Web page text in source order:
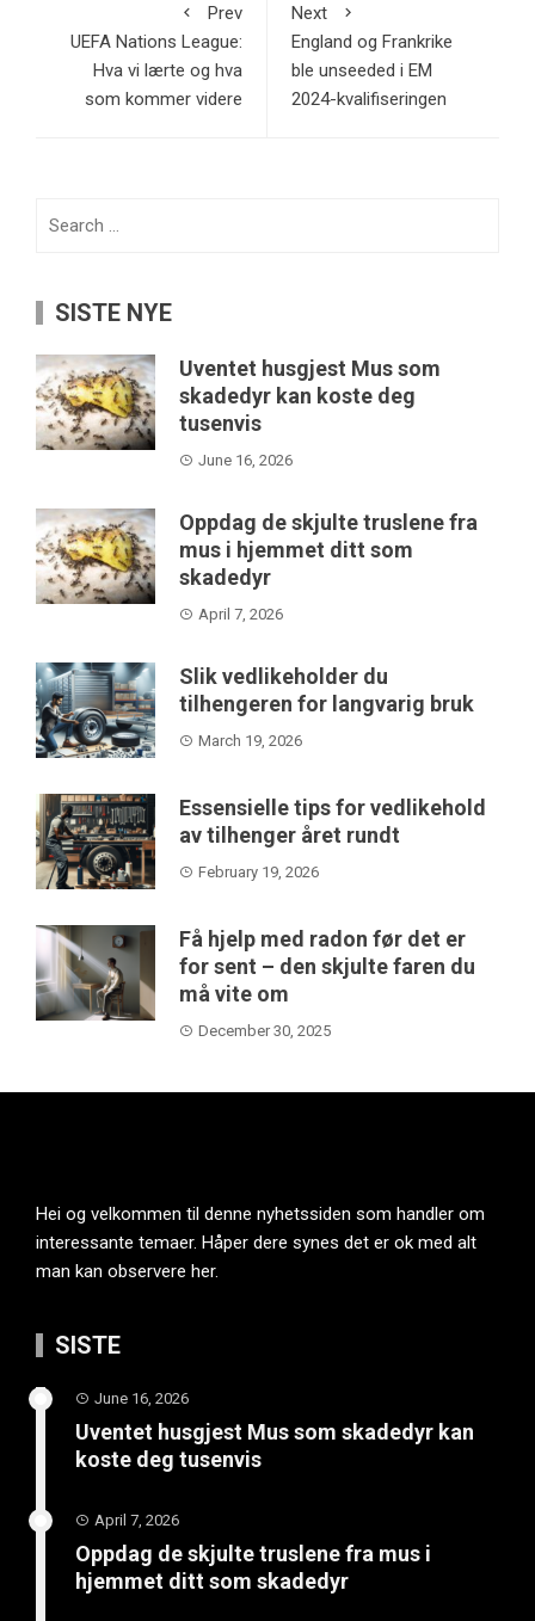
Prev
UEFA Nations League:
Hva vi lærte og hva
som kommer videre
Next
England og Frankrike
ble unseeded i EM
2024-kvalifiseringen
SISTE NYE
Uventet husgjest Mus som
skadedyr kan koste deg
tusenvis
June 16, 2026
Oppdag de skjulte truslene fra
mus i hjemmet ditt som
skadedyr
April 7, 2026
Slik vedlikeholder du
tilhengeren for langvarig bruk
March 19, 2026
Essensielle tips for vedlikehold
av tilhenger året rundt
February 19, 2026
Få hjelp med radon før det er
for sent – den skjulte faren du
må vite om
December 30, 2025
Hei og velkommen til denne nyhetssiden som handler om
interessante temaer. Håper dere synes det er ok med alt
man kan observere her.
SISTE
June 16, 2026
Uventet husgjest Mus som skadedyr kan
koste deg tusenvis
April 7, 2026
Oppdag de skjulte truslene fra mus i
hjemmet ditt som skadedyr